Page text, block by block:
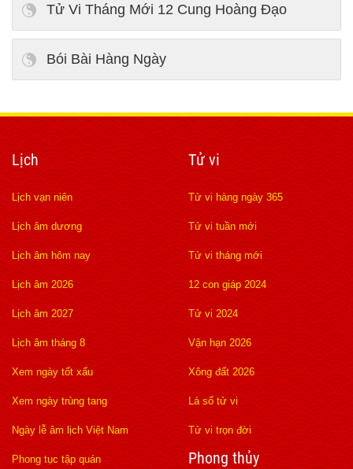
Tử Vi Tháng Mới 12 Cung Hoàng Đạo
Bói Bài Hàng Ngày
Lịch
Lịch vạn niên
Lịch âm dương
Lịch âm hôm nay
Lịch âm 2026
Lịch âm 2027
Lịch âm tháng 8
Xem ngày tốt xấu
Xem ngày trùng tang
Ngày lễ âm lịch Việt Nam
Phong tục tập quán
Tử vi
Tử vi hàng ngày 365
Tử vi tuần mới
Tử vi tháng mới
12 con giáp 2024
Tử vi 2024
Vận hạn 2026
Xông đất 2026
Lá số tử vi
Tử vi trọn đời
Phong thủy